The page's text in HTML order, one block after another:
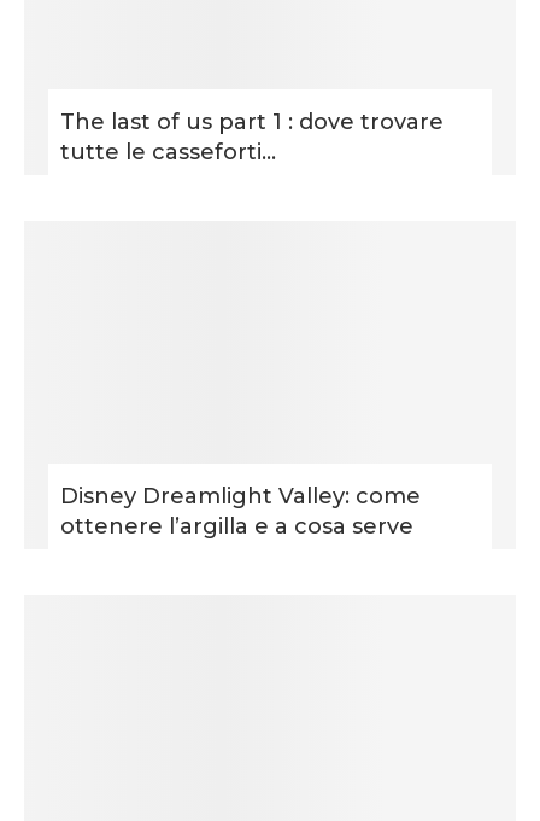
The last of us part 1 : dove trovare
tutte le casseforti...
Disney Dreamlight Valley: come
ottenere l’argilla e a cosa serve